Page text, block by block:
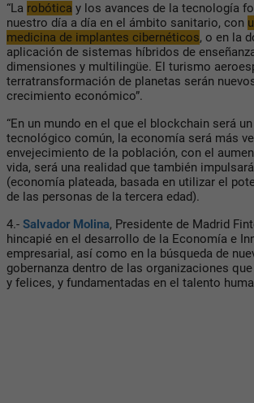
“La robótica y los avances de la tecnología
nuestro día a día en el ámbito sanitario, con
medicina de implantes cibernéticos, o en la
aplicación de sistemas híbridos de
dimensiones y multilingüe. El turismo
terratransformación de planetas serán
crecimiento económico”.
“En un mundo en el que el blockchain será
tecnológico común, la economía será más
envejecimiento de la población, con el
vida, será una realidad que también
(economía plateada, basada en utilizar el
de las personas de la tercera edad).
4.- Salvador Molina, Presidente de Madrid
hincapié en el desarrollo de la Economía e
empresarial, así como en la búsqueda de
gobernanza dentro de las organizaciones
y felices, y fundamentadas en el talento